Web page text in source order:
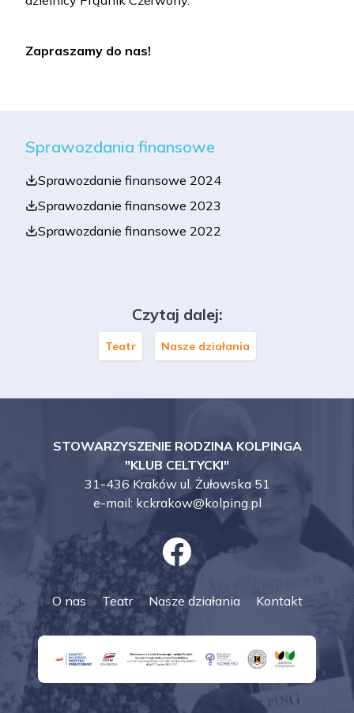
Zapraszamy do nas!
Sprawozdania finansowe
Sprawozdanie finansowe 2024
Sprawozdanie finansowe 2023
Sprawozdanie finansowe 2022
Czytaj dalej:
Teatr Nasze działania
STOWARZYSZENIE RODZINA KOLPINGA
"KLUB CELTYCKI"
31-436 Kraków ul. Żułowska 51
e-mail: kckrakow@kolping.pl
O nas Teatr Nasze działania Kontakt